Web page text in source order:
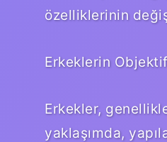
özelliklerinin
Erkeklerin
Erkekler,
yaklaşımda,